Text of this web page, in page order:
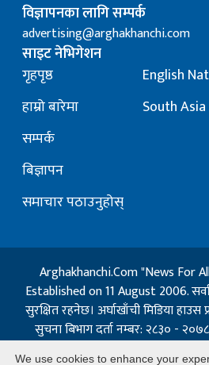
विज्ञापनका लागि सम्पर्क
advertising@arghakhanchi.com
साइट नेभिगेशन
गृहपृष्ठ
हाम्रो बारेमा
सम्पर्क
बिज्ञापन
समाचार पठाउनुहोस्
English
South
Arghakhanchi.Com "News For
Established on 11 August 2006.
सुरक्षित रहनेछ। अर्घाखाँची मिडिया हाउस
सुचना बिभाग दर्ता नम्बर: २८३० -
नम्बर: १३२ / २०७३-०४-२१ |
We use cookies to enhance your